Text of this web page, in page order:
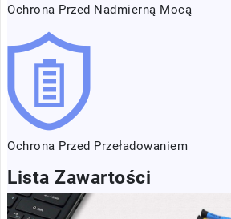
Ochrona Przed Nadmierną Mocą
Ochrona Przed Przeładowaniem
Lista Zawartości